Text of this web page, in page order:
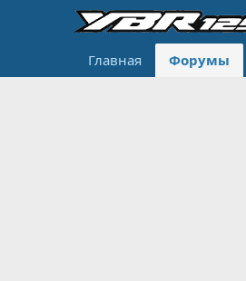
Главная Форумы